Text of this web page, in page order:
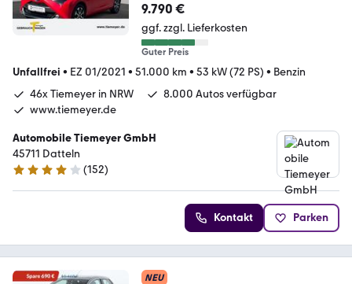
9.790 €
ggf. zzgl. Lieferkosten
Guter Preis
Unfallfrei • EZ 01/2021 • 51.000 km • 53 kW (72 PS) • Benzin
46x Tiemeyer in NRW
8.000 Autos verfügbar
www.tiemeyer.de
Automobile Tiemeyer GmbH
45711 Datteln
3.8 Sterne
(152)
Kontakt Parken
NEU